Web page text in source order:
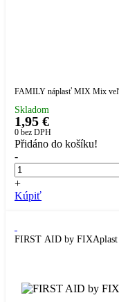
FAMILY náplasť MIX Mix
Skladom
1,95 €
0 bez DPH
Přidáno do košíku!
-
+
Kúpiť
FIRST AID by